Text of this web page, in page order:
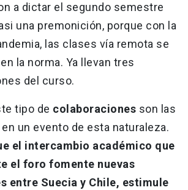
a dictar el segundo semestre
una premonición, porque con la
las clases vía remota se
la norma. Ya llevan tres
del curso.
tipo de colaboraciones son las
un evento de esta naturaleza.
el intercambio académico que
el foro fomente nuevas
entre Suecia y Chile, estimule